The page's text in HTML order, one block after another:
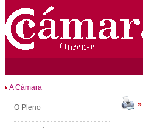
A Cámara
O Pleno »